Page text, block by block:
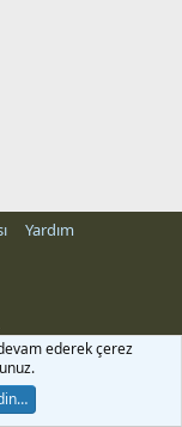
Yardım
ederek çerez